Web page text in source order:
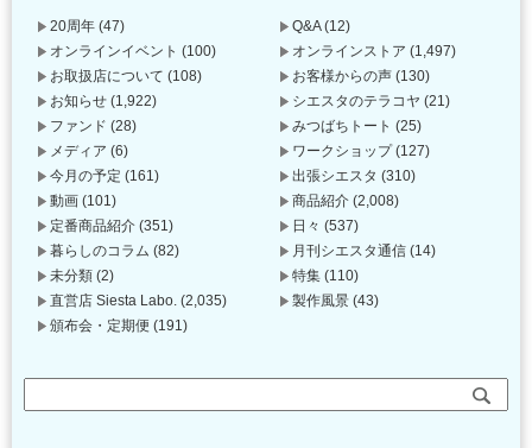
20周年 (47) Q&A(12)
オンラインイベント (100) オンラインストア (1,497)
お取扱店について (108) お客様からの声 (130)
お知らせ (1,922) シエスタのテラコヤ (21)
ファンド (28) みつばちトート (25)
メディア (6) ワークショップ(127)
今月の予定 (161) 出張シエスタ (310)
動画 (101) 商品紹介 (2,008)
定番商品紹介 (351) 日々 (537)
暮らしのコラム (82) 月刊シエスタ通信 (14)
未分類 (2) 特集 (110)
直営店 Siesta Labo. (2,035) 製作風景 (43)
頒布会・定期便 (191)